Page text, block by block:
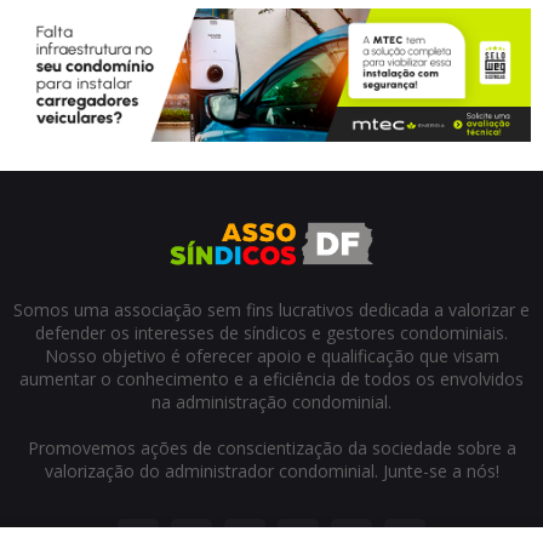
Somos uma associação sem fins lucrativos dedicada a valorizar e
defender os interesses de síndicos e gestores condominiais.
Nosso objetivo é oferecer apoio e qualificação que visam
aumentar o conhecimento e a eficiência de todos os envolvidos
na administração condominial.
Promovemos ações de conscientização da sociedade sobre a
valorização do administrador condominial. Junte-se a nós!